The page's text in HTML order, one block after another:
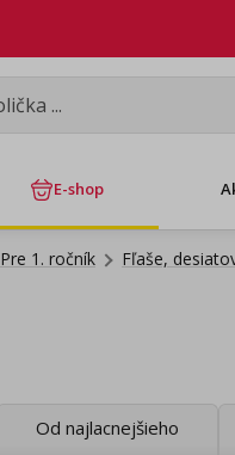
E-shop
Pre 1. ročník Fľaše,
Od najlacnejšieho